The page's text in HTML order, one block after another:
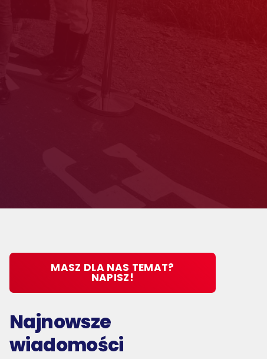
MASZ DLA NAS TEMAT?
NAPISZ!
Najnowsze
wiadomości